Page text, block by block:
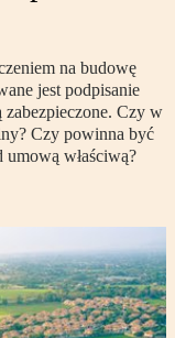
na budowę
jest podpisanie
Czy w
Czy powinna być
właściwą?